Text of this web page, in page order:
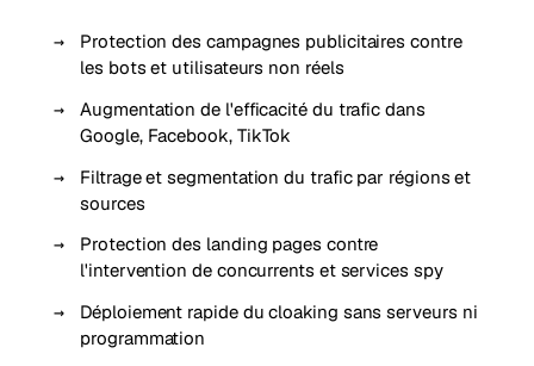
Protection des campagnes publicitaires contre
les bots et utilisateurs non réels
Augmentation de l'efficacité du trafic dans
Google, Facebook, TikTok
Filtrage et segmentation du trafic par régions et
sources
Protection des landing pages contre
l'intervention de concurrents et services spy
Déploiement rapide du cloaking sans serveurs ni
programmation